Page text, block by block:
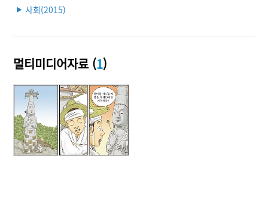
▶ 사회(2015)
멀티미디어자료 (1)